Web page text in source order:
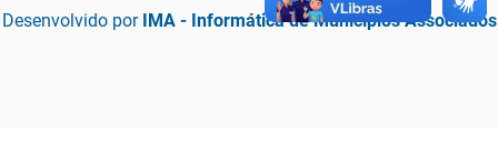
Desenvolvido por IMA - Informática de Municípios Associados